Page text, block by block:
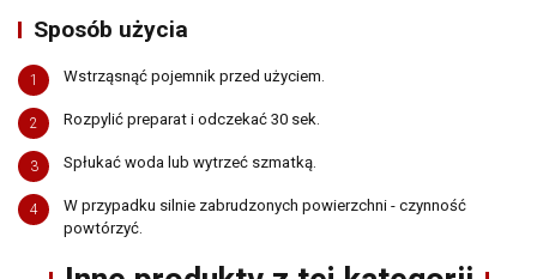
Sposób użycia
1 Wstrząsnąć pojemnik przed użyciem.
2 Rozpylić preparat i odczekać 30 sek.
3 Spłukać woda lub wytrzeć szmatką.
4
W przypadku silnie zabrudzonych powierzchni - czynność
powtórzyć.
Newsletter
Adres email